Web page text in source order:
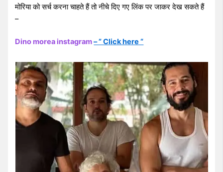
मोरिया को सर्च करना चाहते हैं तो नीचे दिए गए लिंक पर जाकर देख सकते हैं
–
Dino morea instagram– ” Click here “